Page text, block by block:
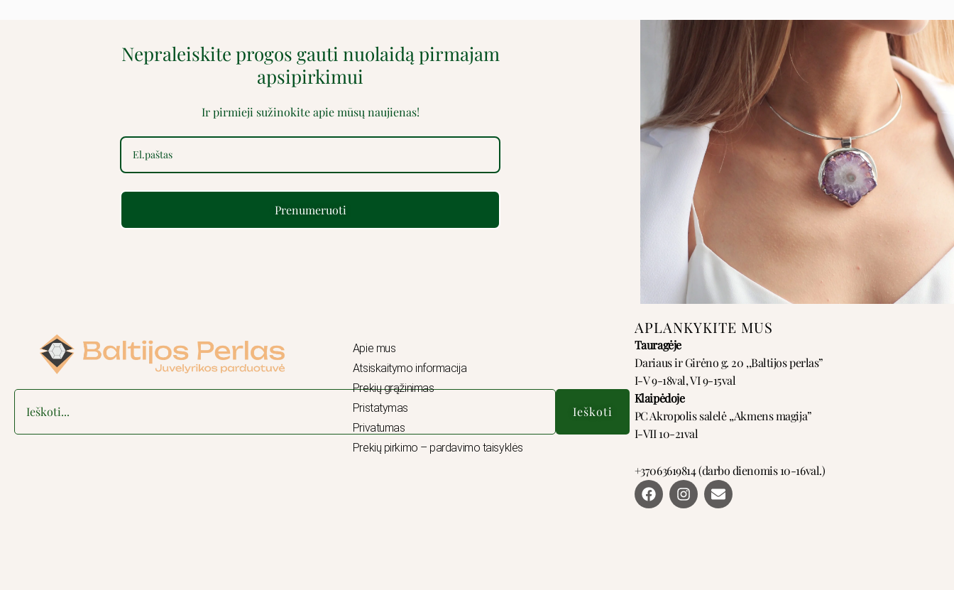
Nepraleiskite progos gauti nuolaidą pirmajam
apsipirkimui
Ir pirmieji sužinokite apie mūsų naujienas!
Prenumeruoti
Ieškoti
Apie mus
Atsiskaitymo informacija
Prekių grąžinimas
Pristatymas
Privatumas
Prekių pirkimo – pardavimo taisyklės
APLANKYKITE MUS
Tauragėje
Dariaus ir Girėno g. 20 ,,Baltijos perlas”
I-V 9-18val, VI 9-15val
Klaipėdoje
PC Akropolis salelė ,,Akmens magija”
I-VII 10-21val
+37063619814 (darbo dienomis 10-16val.)
F
a
c
I
n
s
E
n
v